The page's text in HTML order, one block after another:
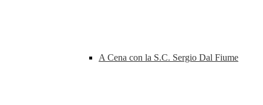
A Cena con la S.C. Sergio Dal Fiume